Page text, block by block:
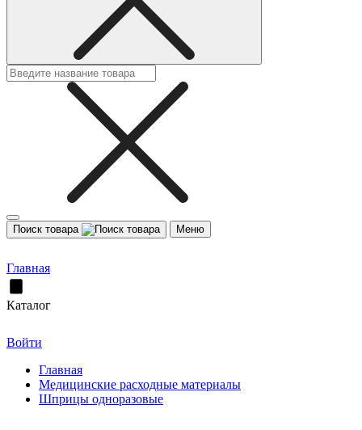
Поиск товара Меню
Главная
Каталог
Войти
Главная
Медицинские расходные материалы
Шприцы одноразовые